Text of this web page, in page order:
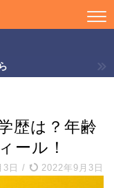
歴は？年齢
ール！
日 / 2022年9月3日